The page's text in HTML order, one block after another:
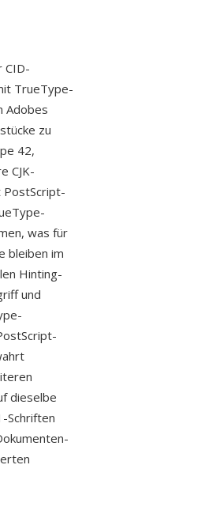
CID-
TrueType-
Adobes
zu
42,
CJK-
PostScript-
was für
bleiben im
Hinting-
und
dieselbe
Schriften